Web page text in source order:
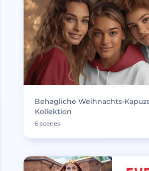
Behagliche Weihnachts-
Kollektion
6 scenes